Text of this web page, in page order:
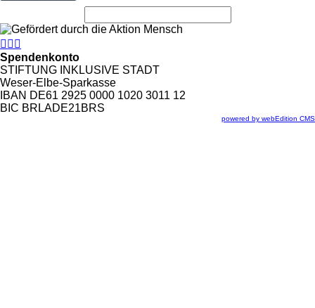
  
Spendenkonto
STIFTUNG INKLUSIVE STADT
Weser-Elbe-Sparkasse
IBAN DE61 2925 0000 1020 3011 12
BIC BRLADE21BRS
powered by webEdition CMS